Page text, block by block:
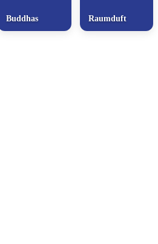
Buddhas Raumduft